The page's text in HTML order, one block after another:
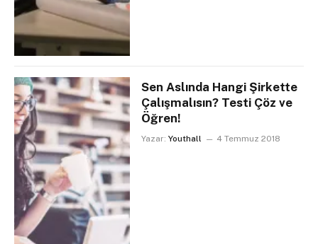
Sen Aslında Hangi Şirkette
Çalışmalısın? Testi Çöz ve
Öğren!
Yazar: Youthall 4 Temmuz 2018